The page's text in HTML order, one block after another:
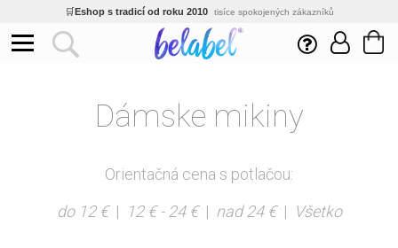
🛒Eshop s tradicí od roku 2010 tisíce spokojených zákazníků
🌿Ekologický a zdravotně nezávadný žádná čína, barvy s certifikáty
💡 Inovativní výroba vlastní vývoj, nejnovější technologie
🏢 Výhodné pro firmy velké množstevní slevy
Kvalita pod kontrolou jsme přímý výrobce, žádný zprostředkovatel
Dámske mikiny
Orientačná cena s potlačou:
do 12 €| 12 € - 24 €| nad 24 €| Všetko